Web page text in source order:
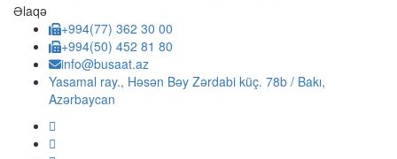
Əlaqə
+994(77) 362 30 00
+994(50) 452 81 80
info@busaat.az
Yasamal ray., Həsən Bəy Zərdabi küç. 78b / Bakı,
Azərbaycan